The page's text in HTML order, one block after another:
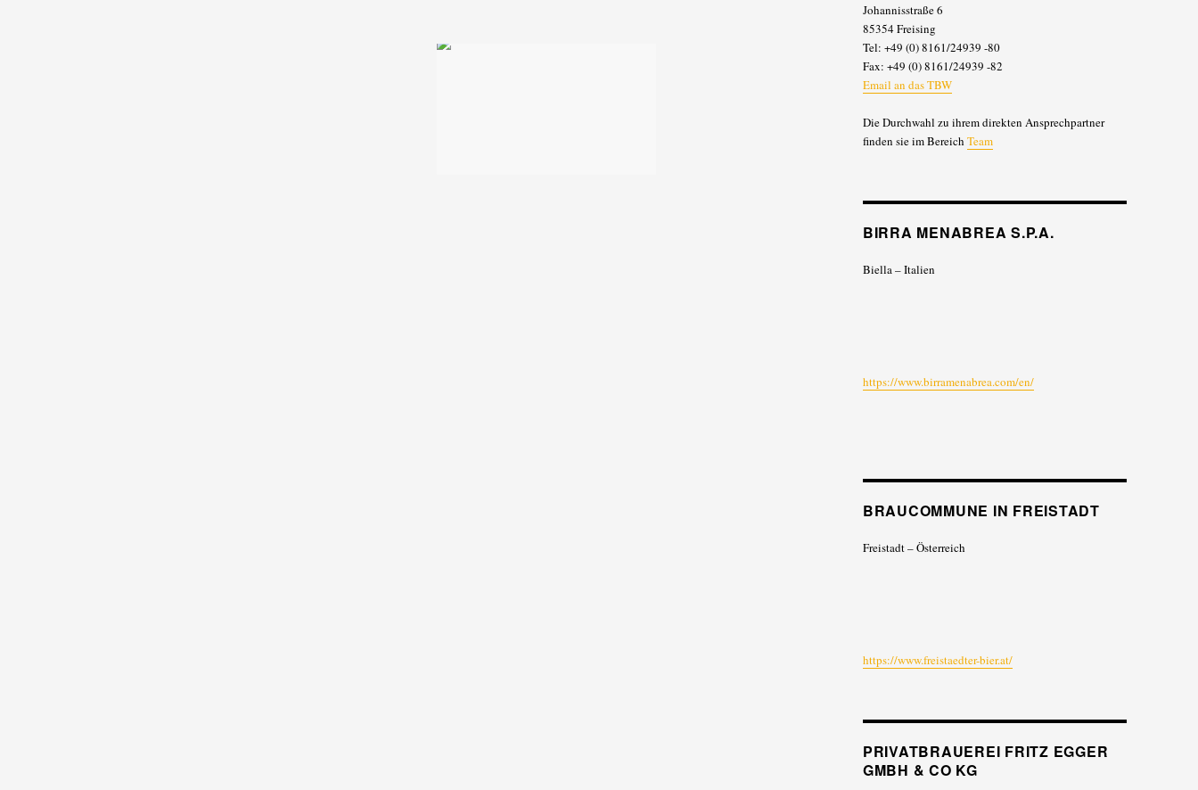
Johannisstraße 6
85354 Freising
Tel: +49 (0) 8161/24939 -80
Fax: +49 (0) 8161/24939 -82
Email an das TBW
Die Durchwahl zu ihrem direkten Ansprechpartner
finden sie im Bereich Team
BIRRA MENABREA S.P.A.
Biella – Italien
https://www.birramenabrea.com/en/
BRAUCOMMUNE IN FREISTADT
Freistadt – Österreich
https://www.freistaedter-bier.at/
PRIVATBRAUEREI FRITZ EGGER
GMBH & CO KG